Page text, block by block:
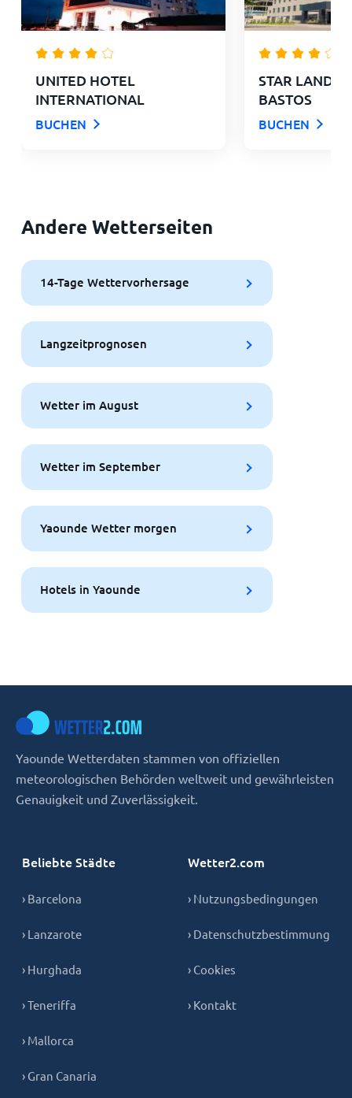
UNITED HOTEL
INTERNATIONAL
BUCHEN
STAR LAND
BASTOS
BUCHEN
Andere Wetterseiten
14-Tage Wettervorhersage
Langzeitprognosen
Wetter im August
Wetter im September
Yaounde Wetter morgen
Hotels in Yaounde
Yaounde Wetterdaten stammen von offiziellen
meteorologischen Behörden weltweit und gewährleisten
Genauigkeit und Zuverlässigkeit.
Beliebte Städte
› Barcelona
› Lanzarote
› Hurghada
› Teneriffa
› Mallorca
› Gran Canaria
Wetter2.com
› Nutzungsbedingungen
› Datenschutzbestimmung
› Cookies
› Kontakt